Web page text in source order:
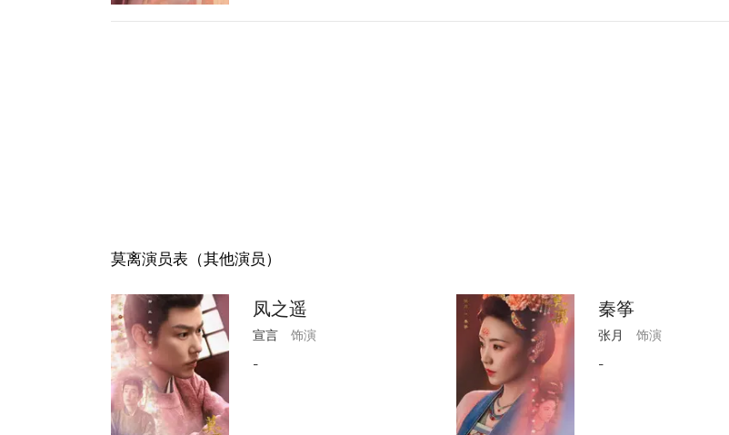
莫离演员表（其他演员）
凤之遥
宣言
饰演
-
秦筝
张月
饰演
-